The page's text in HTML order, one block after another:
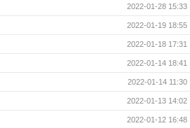
2022-01-28 15:33
2022-01-19 18:55
2022-01-18 17:31
2022-01-14 18:41
2022-01-14 11:30
2022-01-13 14:02
2022-01-12 16:48